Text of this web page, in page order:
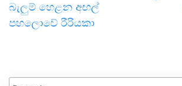
බැලුම් හෙළන අඟල්
පහලොවේ රීරියකා